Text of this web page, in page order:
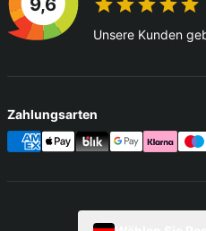
9,6
Unsere Kunden
Zahlungsarten